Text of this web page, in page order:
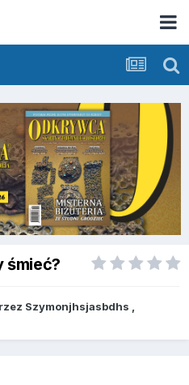
śmieć?
Szymonjhsjasbdhs